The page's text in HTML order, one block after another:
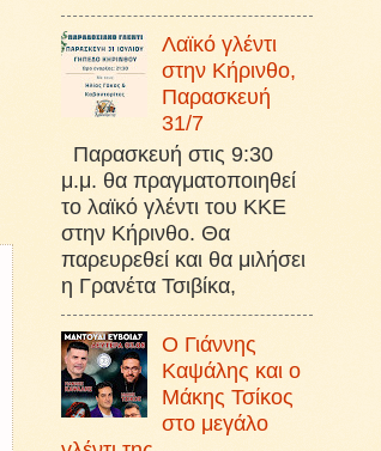
Λαϊκό γλέντι
στην Κήρινθο,
Παρασκευή
31/7
Παρασκευή στις 9:30
μ.μ. θα πραγματοποιηθεί
το λαϊκό γλέντι του ΚΚΕ
στην Κήρινθο. Θα
παρευρεθεί και θα μιλήσει
η Γρανέτα Τσιβίκα,
Ο Γιάννης
Καψάλης και ο
Μάκης Τσίκος
στο μεγάλο